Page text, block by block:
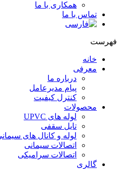
همکاری با ما
تماس با ما
فهرست
خانه
معرفی
درباره ما
پیام مدیرعامل
کنترل کیفیت
محصولات
لوله های UPVC
تایل سقفی
لوله و کانال های سیمانی
اتصالات سیمانی
اتصالات سرامیکی
گالری